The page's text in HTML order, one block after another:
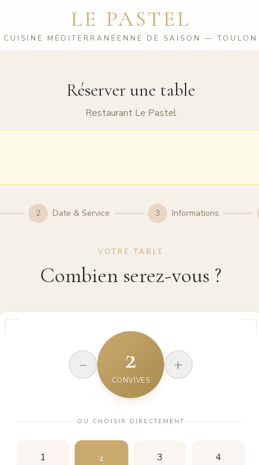
LE PASTEL
CUISINE MÉDITERRANÉENNE DE SAISON — TOULON
Réserver une table
Restaurant Le Pastel
2 Date & Service 3 Informations
VOTRE TABLE
Combien serez-vous ?
− 2
CONVIVES
+
OU CHOISIR DIRECTEMENT
1 2 3 4